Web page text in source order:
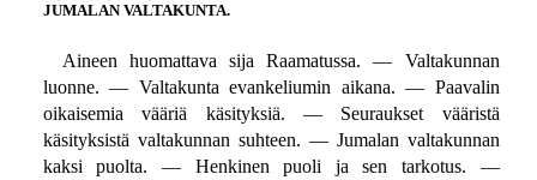
JUMALAN VALTAKUNTA.
Aineen huomattava sija Raamatussa. — Valtakunnan
luonne. — Valtakunta evankeliumin aikana. — Paavalin
oikaisemia vääriä käsityksiä. — Seuraukset vääristä
käsityksistä valtakunnan suhteen. — Jumalan valtakunnan
kaksi puolta. — Henkinen puoli ja sen tarkotus. —